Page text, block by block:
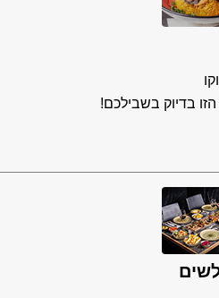
בדיוק בשבילכם!